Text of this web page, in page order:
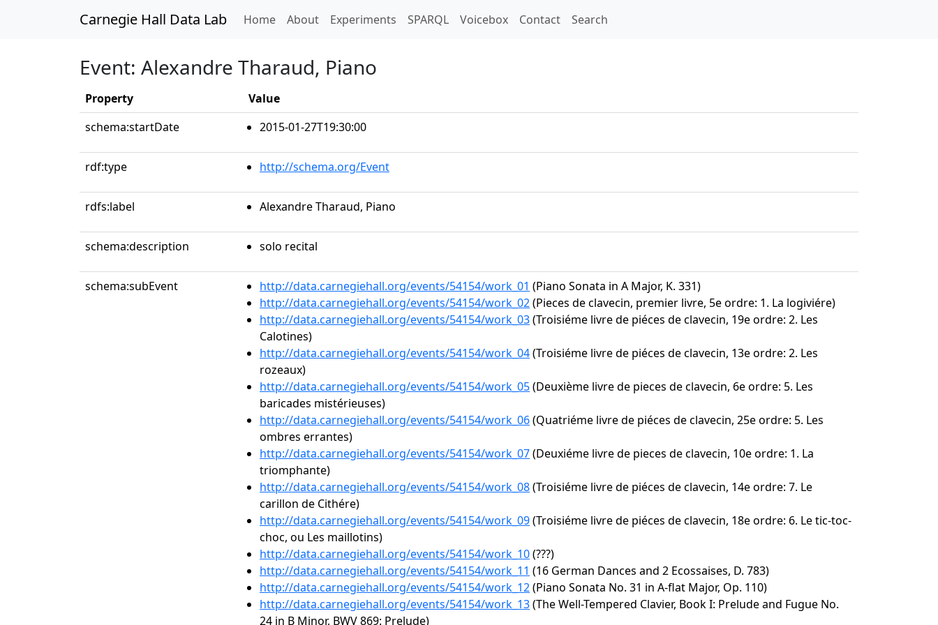
Carnegie Hall Data Lab Home(current)
About Experiments SPARQL Voicebox Contact Search
Event: Alexandre Tharaud, Piano
Property
Value
schema:startDate
2015-01-27T19:30:00
rdf:type http://schema.org/Event
rdfs:label Alexandre Tharaud, Piano
schema:description solo recital
schema:subEvent http://data.carnegiehall.org/events/54154/work_01 (Piano Sonata in A Major, K. 331)
http://data.carnegiehall.org/events/54154/work_02(Pieces de clavecin, premier livre, 5e ordre: 1. La logiviére)
http://data.carnegiehall.org/events/54154/work_03(Troisiéme livre de piéces de clavecin, 19e ordre: 2. Les
Calotines)
http://data.carnegiehall.org/events/54154/work_04(Troisiéme livre de piéces de clavecin, 13e ordre: 2. Les
rozeaux)
http://data.carnegiehall.org/events/54154/work_05(Deuxième livre de pieces de clavecin, 6e ordre: 5. Les
baricades mistérieuses)
http://data.carnegiehall.org/events/54154/work_06(Quatriéme livre de piéces de clavecin, 25e ordre: 5. Les
ombres errantes)
http://data.carnegiehall.org/events/54154/work_07(Deuxiéme livre de pieces de clavecin, 10e ordre: 1. La
triomphante)
http://data.carnegiehall.org/events/54154/work_08(Troisiéme livre de piéces de clavecin, 14e ordre: 7. Le
carillon de Cithére)
http://data.carnegiehall.org/events/54154/work_09(Troisiéme livre de piéces de clavecin, 18e ordre: 6. Le tic-toc-
choc, ou Les maillotins)
http://data.carnegiehall.org/events/54154/work_10(???)
http://data.carnegiehall.org/events/54154/work_11 (16 German Dances and 2 Ecossaises, D. 783)
http://data.carnegiehall.org/events/54154/work_12(Piano Sonata No. 31 in A-flat Major, Op. 110)
http://data.carnegiehall.org/events/54154/work_13(The Well-Tempered Clavier, Book I: Prelude and Fugue No.
24 in B Minor, BWV 869: Prelude)